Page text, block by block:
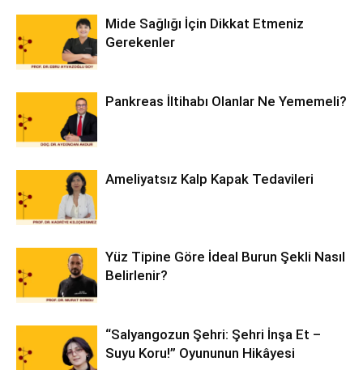
Mide Sağlığı İçin Dikkat Etmeniz
Gerekenler
Pankreas İltihabı Olanlar Ne Yememeli?
Ameliyatsız Kalp Kapak Tedavileri
Yüz Tipine Göre İdeal Burun Şekli Nasıl
Belirlenir?
“Salyangozun Şehri: Şehri İnşa Et –
Suyu Koru!” Oyununun Hikâyesi